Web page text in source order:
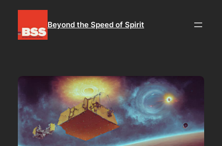
contenu
Beyond the Speed of Spirit